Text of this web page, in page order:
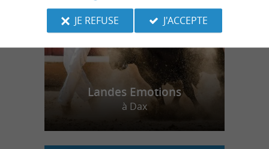
Landes Emotions
à Dax
JE REFUSE
J'ACCEPTE